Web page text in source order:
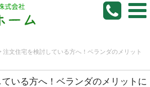
注文住宅を検討している方へ！ベランダのメリット
いる方へ！ベランダのメリットに